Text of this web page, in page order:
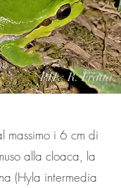
PH.: R. Fratta
massimo i 6 cm di
alla cloaca, la
(Hyla intermedia